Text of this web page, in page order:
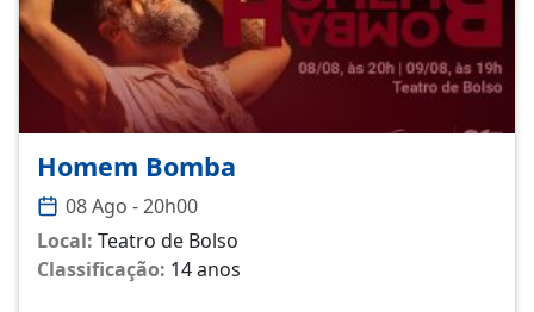
Homem Bomba
08 Ago - 20h00
Local: Teatro de Bolso
Classificação: 14 anos